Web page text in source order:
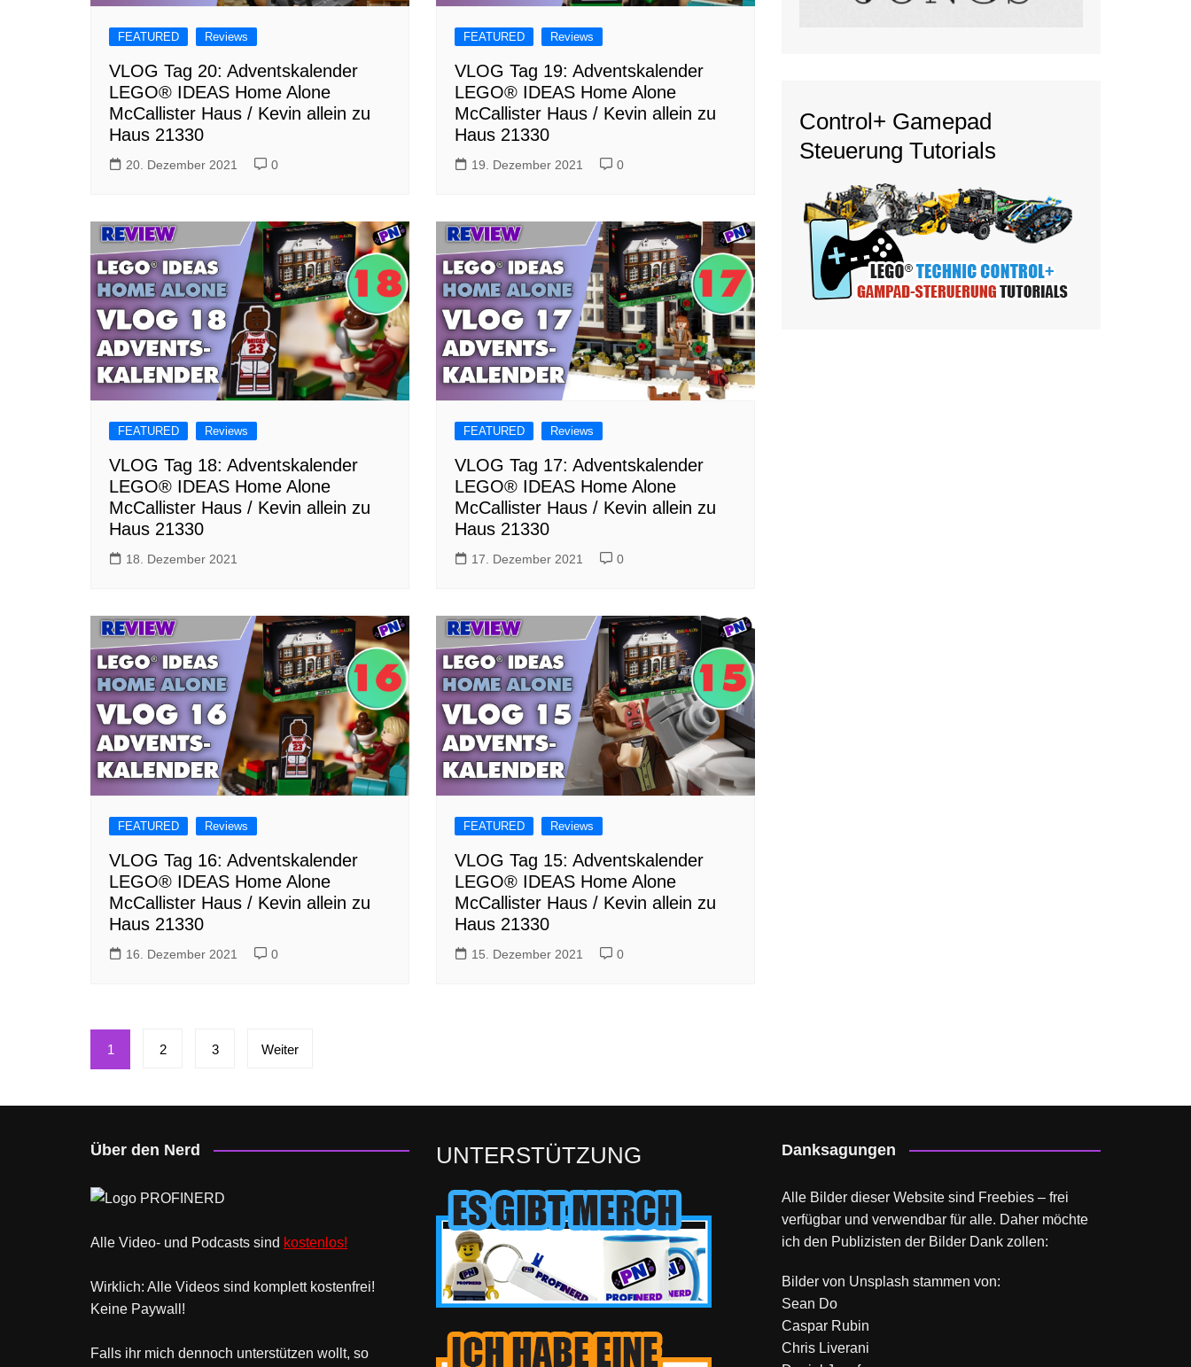
FEATURED Reviews
VLOG Tag 20: Adventskalender
LEGO® IDEAS Home Alone
McCallister Haus / Kevin allein zu
Haus 21330
20. Dezember 2021 0
FEATURED Reviews
VLOG Tag 19: Adventskalender
LEGO® IDEAS Home Alone
McCallister Haus / Kevin allein zu
Haus 21330
19. Dezember 2021 0
FEATURED Reviews
VLOG Tag 18: Adventskalender
LEGO® IDEAS Home Alone
McCallister Haus / Kevin allein zu
Haus 21330
18. Dezember 2021
FEATURED Reviews
VLOG Tag 17: Adventskalender
LEGO® IDEAS Home Alone
McCallister Haus / Kevin allein zu
Haus 21330
17. Dezember 2021 0
FEATURED Reviews
VLOG Tag 16: Adventskalender
LEGO® IDEAS Home Alone
McCallister Haus / Kevin allein zu
Haus 21330
16. Dezember 2021 0
FEATURED Reviews
VLOG Tag 15: Adventskalender
LEGO® IDEAS Home Alone
McCallister Haus / Kevin allein zu
Haus 21330
15. Dezember 2021 0
Seitennummerierung
der
Beiträge
1 2 3 Weiter
Control+ Gamepad
Steuerung Tutorials
Über den Nerd
Alle Video- und Podcasts sind kostenlos!
Wirklich: Alle Videos sind komplett kostenfrei!
Keine Paywall!
Falls ihr mich dennoch unterstützen wollt, so
UNTERSTÜTZUNG Danksagungen
Alle Bilder dieser Website sind Freebies – frei
verfügbar und verwendbar für alle. Daher möchte
ich den Publizisten der Bilder Dank zollen:
Bilder von Unsplash stammen von:
Sean Do
Caspar Rubin
Chris Liverani